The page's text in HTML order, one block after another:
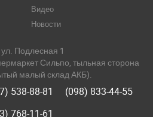
Видео
Новости
ул. Подлесная 1
Сильпо, тыльная сторона
малый склад АКБ).
538-88-81
(098) 833-44-55
768-11-61